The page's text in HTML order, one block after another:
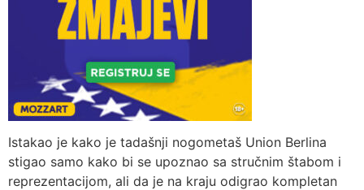
Istakao je kako je tadašnji nogometaš Union Berlina
stigao samo kako bi se upoznao sa stručnim štabom i
reprezentacijom, ali da je na kraju odigrao kompletan